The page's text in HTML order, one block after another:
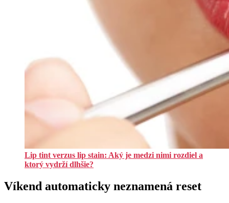
Lip tint verzus lip stain: Aký je medzi nimi rozdiel a
ktorý vydrží dlhšie?
Víkend automaticky neznamená reset